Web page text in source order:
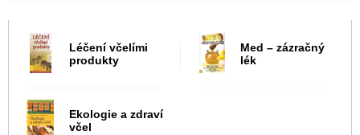
Léčení včelími
produkty
Med – zázračný
lék
Ekologie a zdraví
včel